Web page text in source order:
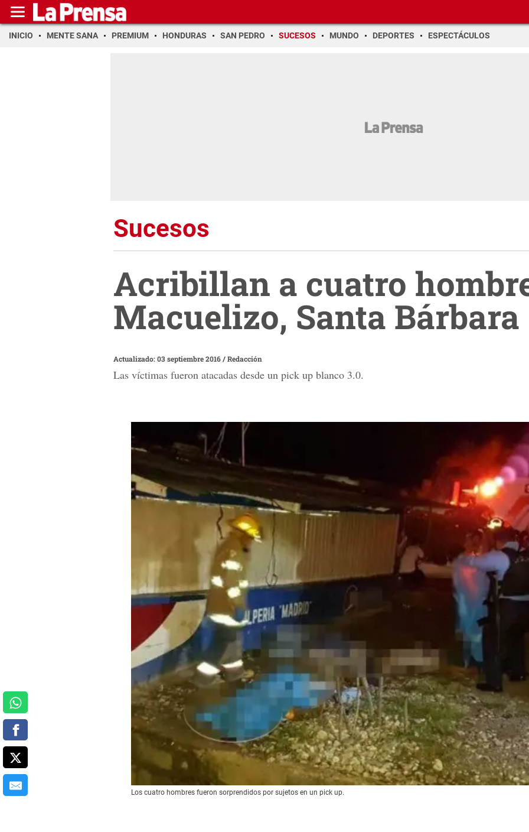
INICIO MENTE SANA PREMIUM HONDURAS SAN PEDRO SUCESOS MUNDO DEPORTES ESPECTÁCULOS
Sucesos
Acribillan a cuatro
Macuelizo, Santa Bárbara
Actualizado: 03 septiembre 2016/Redacción
Las víctimas fueron atacadas desde un pick up blanco 3.0.
Los cuatro hombres fueron sorprendidos por sujetos en un pick up.